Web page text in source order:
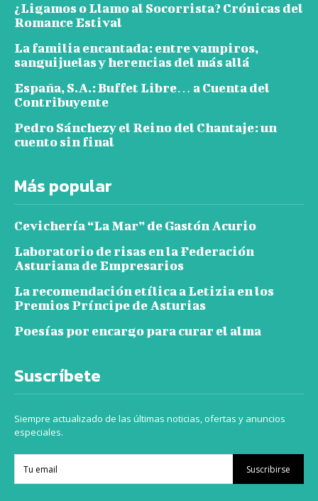
¿Ligamos o Llamo al Socorrista? Crónicas del
Romance Estival
La familia encantada: entre vampiros,
sanguijuelas y herencias del más allá
España, S.A.: Buffet Libre… a Cuenta del
Contribuyente
Pedro Sánchezy el Reino del Chantaje: un
cuento sin final
Más popular
Cevichería “La Mar” de Gastón Acurio
Laboratorio de risas en la Federación
Asturiana de Empresarios
La recomendación etílica a Letizia en los
Premios Príncipe de Asturias
Poesías por encargo para curar el alma
Suscríbete
Siempre actualizado de las últimas noticias, ofertas y anuncios
especiales.
Suscribirse